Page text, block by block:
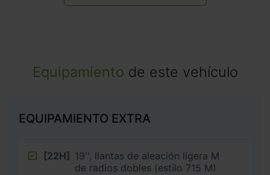
Equipamiento de este vehículo
EQUIPAMIENTO EXTRA
[22H] 19'', llantas de aleación ligera M
de radios dobles (estilo 715 M)